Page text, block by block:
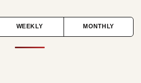
WEEKLY MONTHLY